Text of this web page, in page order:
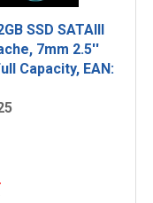
SSD SATAIII
7mm 2.5''
Capacity, EAN: